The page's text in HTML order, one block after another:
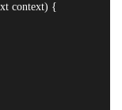
context) {